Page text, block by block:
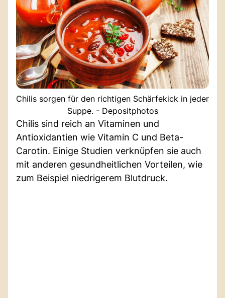
Chilis sorgen für den richtigen Schärfekick in jeder
Suppe. - Depositphotos
Chilis sind reich an Vitaminen und
Antioxidantien wie Vitamin C und Beta-
Carotin. Einige Studien verknüpfen sie auch
mit anderen gesundheitlichen Vorteilen, wie
zum Beispiel niedrigerem Blutdruck.